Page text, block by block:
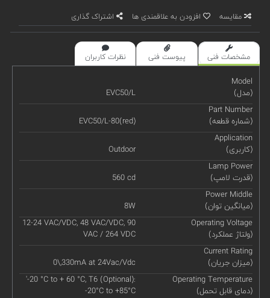
مقایسه افزودن به علاقمندی ها اشتراک گذاری
مشخصات فنی پیوست فنی نظرات کاربران
Model
(مدل)
EVC50/L
Part Number
(شماره قطعه)
EVC50/L-80(red)
Application
(کاربری)
Outdoor
Lamp Power
(قدرت لامپ)
560 cd
Power Middle
(میانگین توان)
8W
Operating Voltage
(ولتاژ عملکرد)
12-24 VAC/VDC, 48 VAC/VDC, 90
VAC / 264 VDC
Current Rating
(میزان جریان)
0\,330mA at 24Vac/Vdc
Operating Temperature
(دمای قابل تحمل)
'-20 °C to + 60 °C, T6 (Optional):
-20°C to +85°C